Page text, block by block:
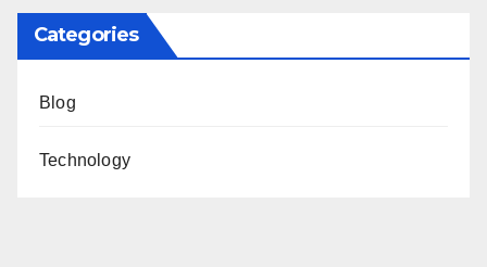
Categories
Blog
Technology